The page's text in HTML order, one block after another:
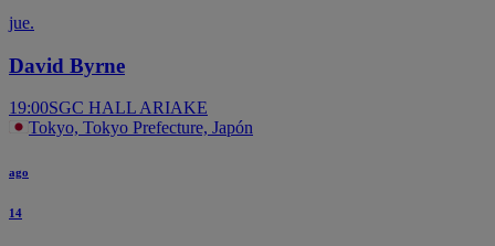
jue.
David Byrne
19:00SGC HALL ARIAKE
Tokyo, Tokyo Prefecture, Japón
ago
14